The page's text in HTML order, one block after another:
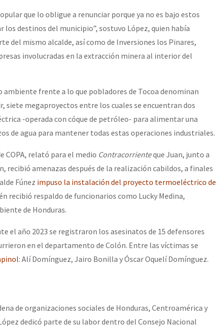
que lo obligue a renunciar porque ya no es bajo estos
destinos del municipio”, sostuvo López, quien había
del mismo alcalde, así como de Inversiones los Pinares,
involucradas en la extracción minera al interior del
ambiente frente a lo que pobladores de Tocoa denominan
siete megaproyectos entre los cuales se encuentran dos
-operada con cóque de petróleo- para alimentar una
de agua para mantener todas estas operaciones industriales.
COPA, relató para el medio Contracorrienteque Juan, junto a
recibió amenazas después de la realización cabildos, a finales
Fúnez impuso la instalación del proyecto termoeléctrico de
recibió respaldo de funcionarios como Lucky Medina,
de Honduras.
el año 2023 se registraron los asesinatos de 15 defensores
en el departamento de Colón. Entre las víctimas se
: Alí Domínguez, Jairo Bonilla y Óscar Oquelí Domínguez.
de organizaciones sociales de Honduras, Centroamérica y
dedicó parte de su labor dentro del Consejo Nacional